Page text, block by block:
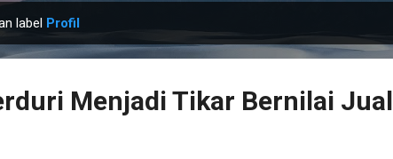
label Profil
Menjadi Tikar Bernilai Jual